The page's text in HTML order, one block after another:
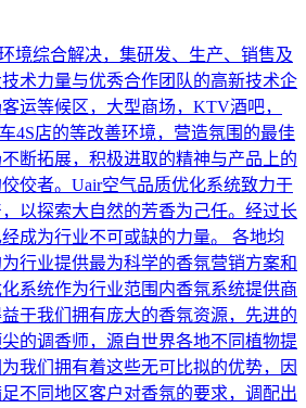
境综合解决，集研发、生产、销售及
术力量与优秀合作团队的高新技术企
运等候区，大型商场，KTV酒吧，
4S店的等改善环境，营造氛围的最佳
断拓展，积极进取的精神与产品上的
佼者。Uair空气品质优化系统致力于
以探索大自然的芳香为己任。经过长
成为行业不可或缺的力量。 各地均
行业提供最为科学的香氛营销方案和
系统作为行业范围内香氛系统提供商
于我们拥有庞大的香氛资源，先进的
的调香师，源自世界各地不同植物提
我们拥有着这些无可比拟的优势，因
不同地区客户对香氛的要求，调配出